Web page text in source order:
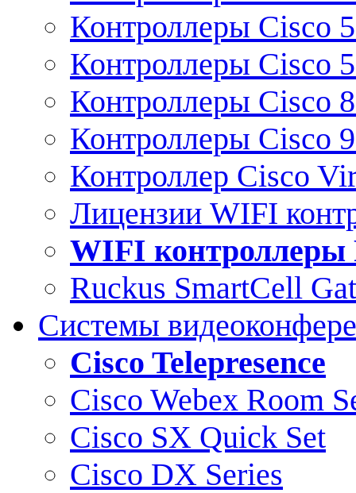
Контроллеры Cisco
Контроллеры Cisco
Контроллеры Cisco
Контроллеры Cisco
Контроллер Cisco
Лицензии WIFI
WIFI контроллеры
Ruckus SmartCell
Системы
Cisco Telepresence
Cisco Webex Room
Cisco SX Quick Set
Cisco DX Series